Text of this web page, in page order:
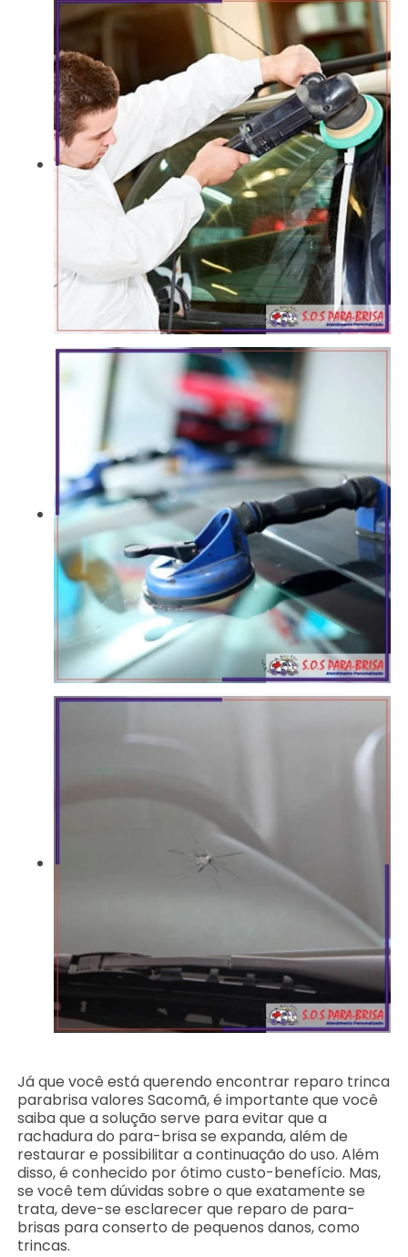
Já que você está querendo encontrar reparo trinca
parabrisa valores Sacomã, é importante que você
saiba que a solução serve para evitar que a
rachadura do para-brisa se expanda, além de
restaurar e possibilitar a continuação do uso. Além
disso, é conhecido por ótimo custo-benefício. Mas,
se você tem dúvidas sobre o que exatamente se
trata, deve-se esclarecer que reparo de para-
brisas para conserto de pequenos danos, como
trincas.